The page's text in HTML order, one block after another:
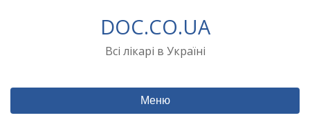
DOC.CO.UA
Всі лікарі в Україні
Меню